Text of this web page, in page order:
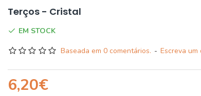
Terços - Cristal
EM STOCK
Baseada em 0 comentários. - Escreva um
6,20€